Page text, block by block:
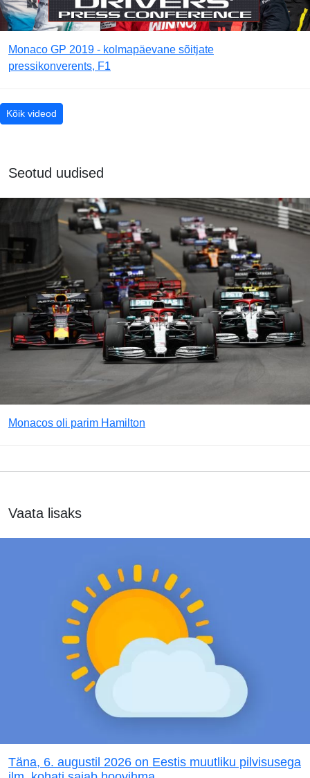
Monaco GP 2019 - kolmapäevane sõitjate
pressikonverents, F1
Kõik videod
Seotud uudised
Monacos oli parim Hamilton
Vaata lisaks
Täna, 6. augustil 2026 on Eestis muutliku pilvisusega